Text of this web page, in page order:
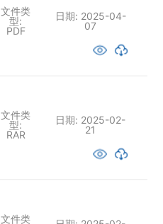
文件类
型:
PDF
日期: 2025-04-
07
文件类
型:
RAR
日期: 2025-02-
21
文件类